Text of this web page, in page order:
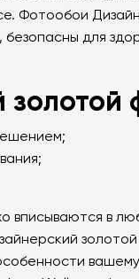
Фотообои
безопасны для
вписываются в